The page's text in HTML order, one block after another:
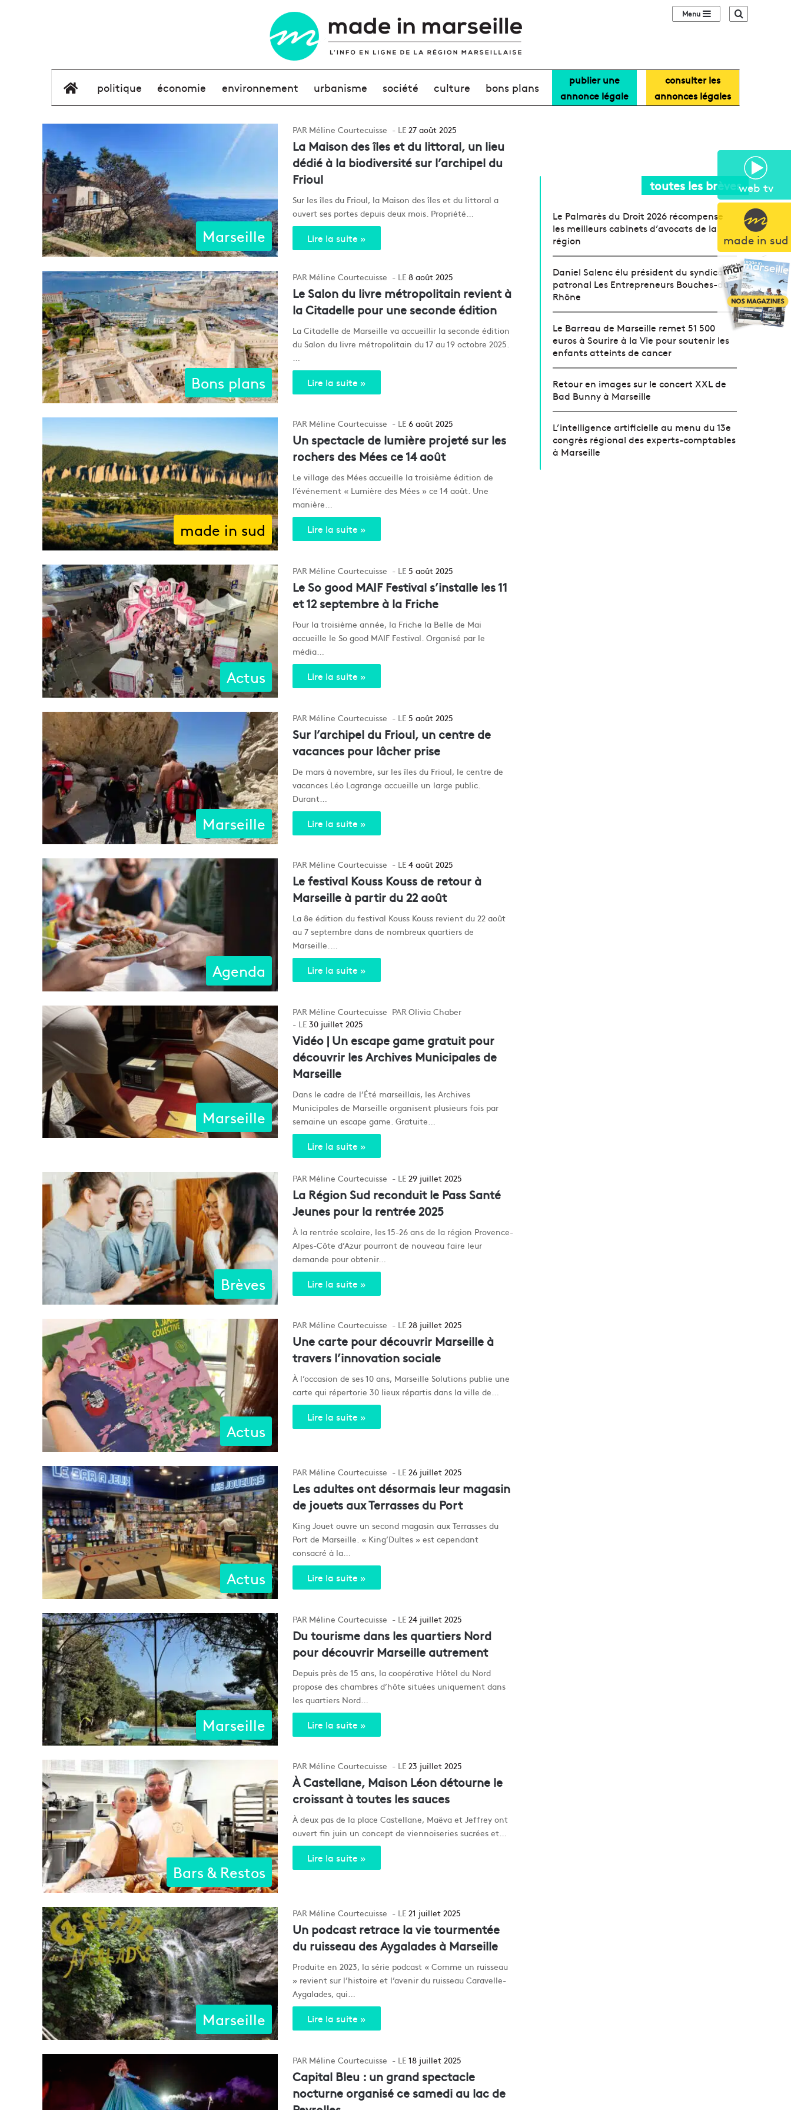
web tv
made in sud
Sidebar (barre
élément de menu
politique économie environnement urbanisme société culture bons plans
publier une
annonce légale
consulter les
annonces légales
Marseille
Méline Courtecuisse 27 août 2025
La Maison des îles et du littoral, un lieu
dédié à la biodiversité sur l’archipel du
Frioul
Sur les îles du Frioul, la Maison des îles et du littoral a
ouvert ses portes depuis deux mois. Propriété…
Lire la suite »
Bons plans
Méline Courtecuisse 8 août 2025
Le Salon du livre métropolitain revient à
la Citadelle pour une seconde édition
La Citadelle de Marseille va accueillir la seconde édition
du Salon du livre métropolitain du 17 au 19 octobre 2025.
Lire la suite »
made in sud
Méline Courtecuisse 6 août 2025
Un spectacle de lumière projeté sur les
rochers des Mées ce 14 août
Le village des Mées accueille la troisième édition de
l’événement « Lumière des Mées » ce 14 août. Une
manière…
Lire la suite »
Actus
Méline Courtecuisse 5 août 2025
Le So good MAIF Festival s’installe les 11
et 12 septembre à la Friche
Pour la troisième année, la Friche la Belle de Mai
accueille le So good MAIF Festival. Organisé par le
média…
Lire la suite »
Marseille
Méline Courtecuisse 5 août 2025
Sur l’archipel du Frioul, un centre de
vacances pour lâcher prise
De mars à novembre, sur les îles du Frioul, le centre de
vacances Léo Lagrange accueille un large public.
Durant…
Lire la suite »
Agenda
Méline Courtecuisse 4 août 2025
Le festival Kouss Kouss de retour à
Marseille à partir du 22 août
La 8e édition du festival Kouss Kouss revient du 22 août
au 7 septembre dans de nombreux quartiers de
Marseille.…
Lire la suite »
Marseille
Méline Courtecuisse
Olivia Chaber
30 juillet 2025
Vidéo | Un escape game gratuit pour
découvrir les Archives Municipales de
Marseille
Dans le cadre de l’Été marseillais, les Archives
Municipales de Marseille organisent plusieurs fois par
semaine un escape game. Gratuite…
Lire la suite »
Brèves
Méline Courtecuisse 29 juillet 2025
La Région Sud reconduit le Pass Santé
Jeunes pour la rentrée 2025
À la rentrée scolaire, les 15-26 ans de la région Provence-
Alpes-Côte d’Azur pourront de nouveau faire leur
demande pour obtenir…
Lire la suite »
Actus
Méline Courtecuisse 28 juillet 2025
Une carte pour découvrir Marseille à
travers l’innovation sociale
À l’occasion de ses 10 ans, Marseille Solutions publie une
carte qui répertorie 30 lieux répartis dans la ville de…
Lire la suite »
Actus
Méline Courtecuisse 26 juillet 2025
Les adultes ont désormais leur magasin
de jouets aux Terrasses du Port
King Jouet ouvre un second magasin aux Terrasses du
Port de Marseille. « King’Dultes » est cependant
consacré à la…
Lire la suite »
Marseille
Méline Courtecuisse 24 juillet 2025
Du tourisme dans les quartiers Nord
pour découvrir Marseille autrement
Depuis près de 15 ans, la coopérative Hôtel du Nord
propose des chambres d’hôte situées uniquement dans
les quartiers Nord…
Lire la suite »
Bars & Restos
Méline Courtecuisse 23 juillet 2025
À Castellane, Maison Léon détourne le
croissant à toutes les sauces
À deux pas de la place Castellane, Maëva et Jeffrey ont
ouvert fin juin un concept de viennoiseries sucrées et…
Lire la suite »
Marseille
Méline Courtecuisse 21 juillet 2025
Un podcast retrace la vie tourmentée
du ruisseau des Aygalades à Marseille
Produite en 2023, la série podcast « Comme un ruisseau
» revient sur l’histoire et l’avenir du ruisseau Caravelle-
Aygalades, qui…
Lire la suite »
Méline Courtecuisse 18 juillet 2025
Capital Bleu : un grand spectacle
nocturne organisé ce samedi au lac de
toutes les brèves
Le Palmarès du Droit 2026 récompense
les meilleurs cabinets d’avocats de la
région
Daniel Salenc élu président du syndicat
patronal Les Entrepreneurs Bouches-du-
Rhône
Le Barreau de Marseille remet 51 500
euros à Sourire à la Vie pour soutenir les
enfants atteints de cancer
Retour en images sur le concert XXL de
Bad Bunny à Marseille
L’intelligence artificielle au menu du 13e
congrès régional des experts-comptables
à Marseille